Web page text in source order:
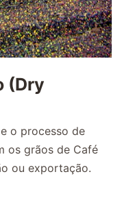
(Dry
o processo de
os grãos de Café
ou exportação.